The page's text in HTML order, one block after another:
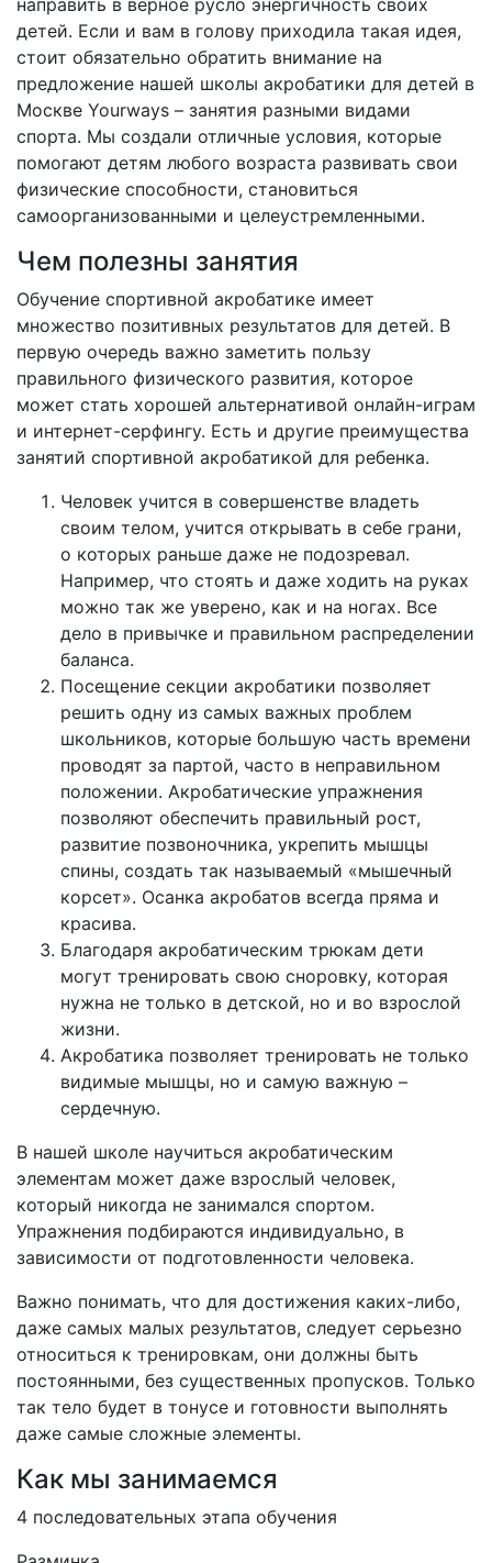
направить в верное русло энергичность своих
детей. Если и вам в голову приходила такая идея,
стоит обязательно обратить внимание на
предложение нашей школы акробатики для детей в
Москве Yourways – занятия разными видами
спорта. Мы создали отличные условия, которые
помогают детям любого возраста развивать свои
физические способности, становиться
самоорганизованными и целеустремленными.
Чем полезны занятия
Обучение спортивной акробатике имеет
множество позитивных результатов для детей. В
первую очередь важно заметить пользу
правильного физического развития, которое
может стать хорошей альтернативой онлайн-играм
и интернет-серфингу. Есть и другие преимущества
занятий спортивной акробатикой для ребенка.
Человек учится в совершенстве владеть
своим телом, учится открывать в себе грани,
о которых раньше даже не подозревал.
Например, что стоять и даже ходить на руках
можно так же уверено, как и на ногах. Все
дело в привычке и правильном распределении
баланса.
Посещение секции акробатики позволяет
решить одну из самых важных проблем
школьников, которые большую часть времени
проводят за партой, часто в неправильном
положении. Акробатические упражнения
позволяют обеспечить правильный рост,
развитие позвоночника, укрепить мышцы
спины, создать так называемый «мышечный
корсет». Осанка акробатов всегда пряма и
красива.
Благодаря акробатическим трюкам дети
могут тренировать свою сноровку, которая
нужна не только в детской, но и во взрослой
жизни.
Акробатика позволяет тренировать не только
видимые мышцы, но и самую важную –
сердечную.
В нашей школе научиться акробатическим
элементам может даже взрослый человек,
который никогда не занимался спортом.
Упражнения подбираются индивидуально, в
зависимости от подготовленности человека.
Важно понимать, что для достижения каких-либо,
даже самых малых результатов, следует серьезно
относиться к тренировкам, они должны быть
постоянными, без существенных пропусков. Только
так тело будет в тонусе и готовности выполнять
даже самые сложные элементы.
Как мы занимаемся
4 последовательных этапа обучения